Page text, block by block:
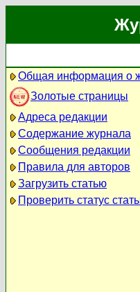
Общая информация о
Золотые страницы
Адреса редакции
Содержание журнала
Сообщения редакции
Правила для авторов
Загрузить статью
Проверить статус